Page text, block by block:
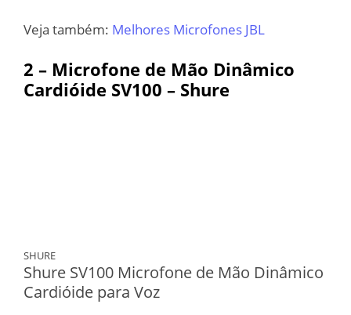
Veja também: Melhores Microfones JBL
2 – Microfone de Mão Dinâmico
Cardióide SV100 – Shure
SHURE
Shure SV100 Microfone de Mão Dinâmico
Cardióide para Voz